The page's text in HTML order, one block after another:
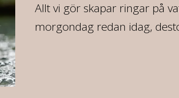
Allt vi gör skapar ringar på
morgondag redan idag,